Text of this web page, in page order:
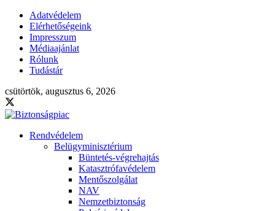
Adatvédelem
Elérhetőségeink
Impresszum
Médiaajánlat
Rólunk
Tudástár
csütörtök, augusztus 6, 2026
Rendvédelem
Belügyminisztérium
Büntetés-végrehajtás
Katasztrófavédelem
Mentőszolgálat
NAV
Nemzetbiztonság